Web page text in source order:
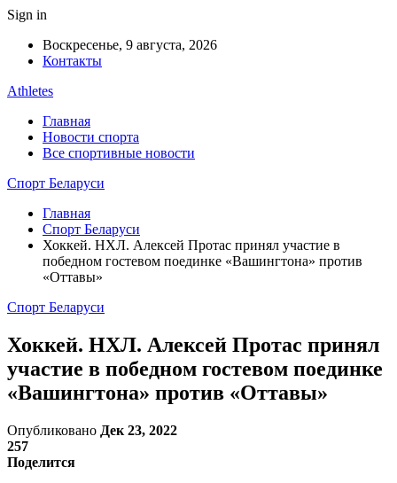
Sign in
Воскресенье, 9 августа, 2026
Контакты
Athletes
Главная
Новости спорта
Все спортивные новости
Спорт Беларуси
Главная
Спорт Беларуси
Хоккей. НХЛ. Алексей Протас принял участие в
победном гостевом поединке «Вашингтона» против
«Оттавы»
Спорт Беларуси
Хоккей. НХЛ. Алексей Протас принял
участие в победном гостевом поединке
«Вашингтона» против «Оттавы»
Опубликовано Дек 23, 2022
257
Поделится